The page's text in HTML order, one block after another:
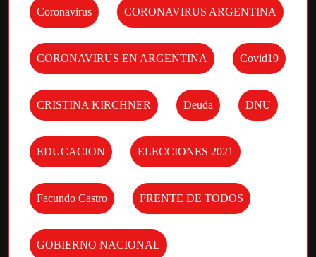
Coronavirus CORONAVIRUS ARGENTINA
CORONAVIRUS EN ARGENTINA Covid19
CRISTINA KIRCHNER Deuda DNU
EDUCACION ELECCIONES 2021
Facundo Castro FRENTE DE TODOS
GOBIERNO NACIONAL